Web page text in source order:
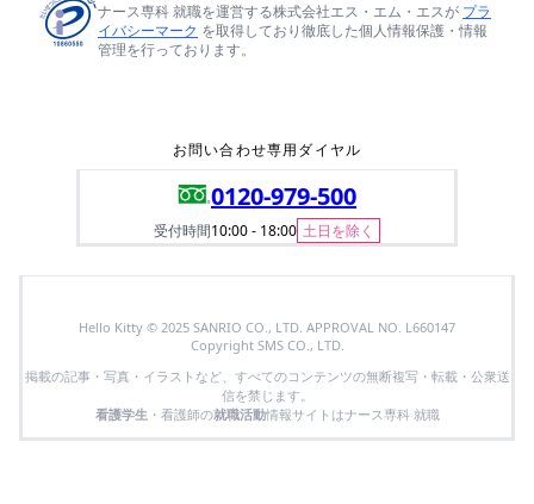
ナース専科 就職を運営する株式会社エス・エム・エスが プラ
イバシーマーク を取得しており徹底した個人情報保護・情報
管理を行っております。
お問い合わせ専用ダイヤル
0120-979-500
受付時間10:00 - 18:00 土日を除く
Hello Kitty © 2025 SANRIO CO., LTD. APPROVAL NO. L660147
Copyright SMS CO., LTD.
掲載の記事・写真・イラストなど、すべてのコンテンツの無断複写・転載・公衆送
信を禁じます。
看護学生・看護師の就職活動情報サイトはナース専科 就職